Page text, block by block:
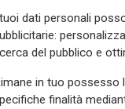
dati personali
del pubblico e
in tuo possesso
finalità